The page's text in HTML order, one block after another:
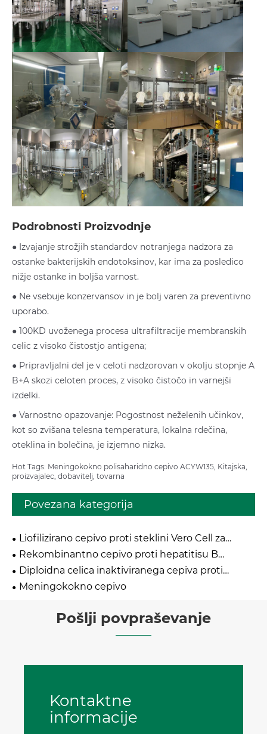
Podrobnosti Proizvodnje
● Izvajanje strožjih standardov notranjega nadzora za
ostanke bakterijskih endotoksinov, kar ima za posledico
nižje ostanke in boljša varnost.
● Ne vsebuje konzervansov in je bolj varen za preventivno
uporabo.
● 100KD uvoženega procesa ultrafiltracije membranskih
celic z visoko čistostjo antigena;
● Pripravljalni del je v celoti nadzorovan v okolju stopnje A
B+A skozi celoten proces, z visoko čistočo in varnejši
izdelki.
● Varnostno opazovanje: Pogostnost neželenih učinkov,
kot so zvišana telesna temperatura, lokalna rdečina,
oteklina in bolečina, je izjemno nizka.
Hot Tags: Meningokokno polisaharidno cepivo ACYW135, Kitajska,
proizvajalec, dobavitelj, tovarna
Povezana kategorija
Liofilizirano cepivo proti steklini Vero Cell za
humano uporabo
Rekombinantno cepivo proti hepatitisu B
Hansenula Polymorpha
Diploidna celica inaktiviranega cepiva proti
hepatitisu A
Meningokokno cepivo
Pošlji povpraševanje
Kontaktne
informacije